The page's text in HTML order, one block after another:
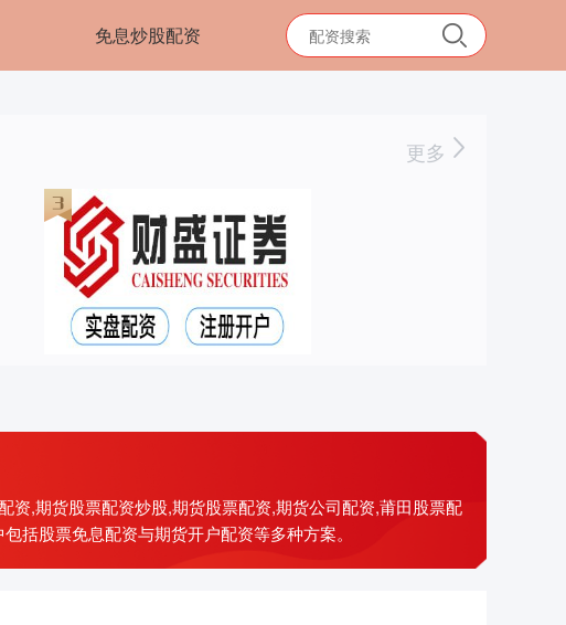
免息炒股配资
更多
资,期货股票配资炒股,期货股票配资,期货公司配资,莆田股票配
括股票免息配资与期货开户配资等多种方案。